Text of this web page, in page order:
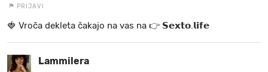
PRIJAVI
🍓 V r o č a d e k l e t a ča k a jo na va s n a 👉 𝗦𝗲𝘅𝘁𝗼.𝗹𝗶𝗳𝗲
Lammilera